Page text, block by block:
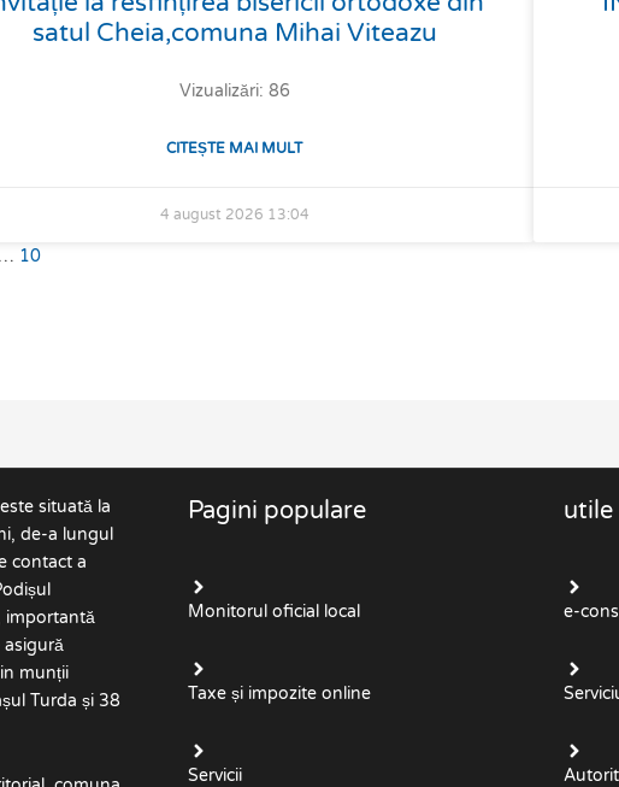
satul Cheia,comuna Mihai Viteazu
Vizualizări: 86
CITEȘTE MAI MULT
4 august 2026 13:04
… 10
este situată la
de-a lungul
contact a
importantă
asigură
munții
Turda și 38
Pagini populare
Monitorul oficial local
Taxe și impozite online
Servicii
utile
e-